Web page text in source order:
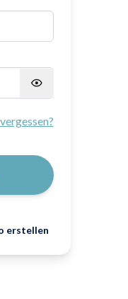
erstellen